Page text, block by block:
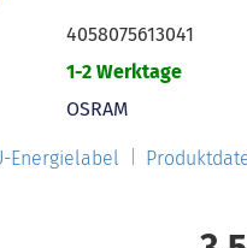
4058075613041
1-2 Werktage
OSRAM
Energielabel